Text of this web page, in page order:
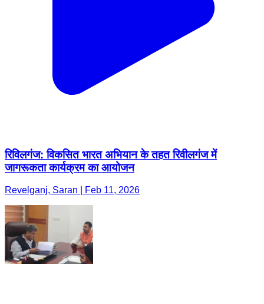
रिविलगंज: विकसित भारत अभियान के तहत रिवीलगंज में
जागरूकता कार्यक्रम का आयोजन
Revelganj, Saran | Feb 11, 2026